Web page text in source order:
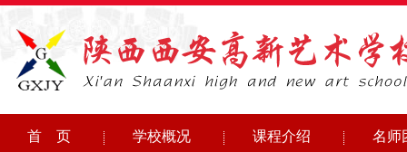
首 页 学校概况 课程介绍 名师